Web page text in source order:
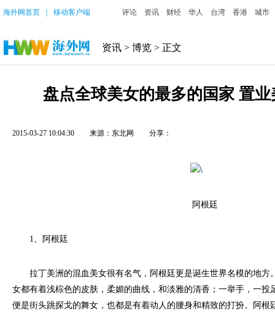
海外网首页 移动客户端 评论 资讯 财经 华人 台湾 香港 城市
资讯 > 博览 > 正文
盘点全球美女的最多的国家 置
2015-03-27 10:04:30 来源：东北网 分享：
阿根廷
1、阿根廷
拉丁美洲的混血美女很有名气，阿根廷更是诞生世界名模的地方
女都有着浅棕色的皮肤，柔媚的曲线，和淡雅的清香；一举手，一投
便是街头跳探戈的舞女，也都是有着动人的腰身和精致的打扮。阿根